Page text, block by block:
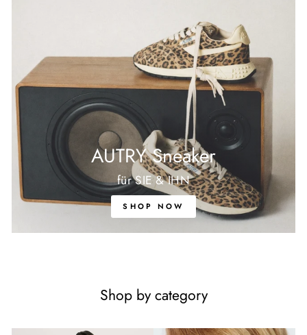
AUTRY Sneaker
für SIE & IHN
SHOP NOW
Shop by category